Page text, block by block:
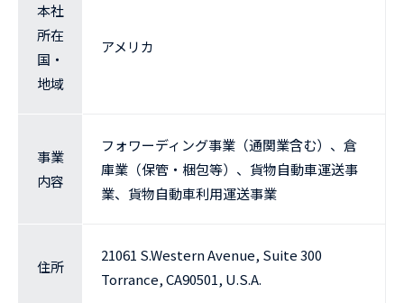
本社
所在
国・
地域
アメリカ
事業
内容
フォワーディング事業（通関業含む）、倉
庫業（保管・梱包等）、貨物自動車運送事
業、貨物自動車利用運送事業
住所
21061 S.Western Avenue, Suite 300
Torrance, CA90501, U.S.A.